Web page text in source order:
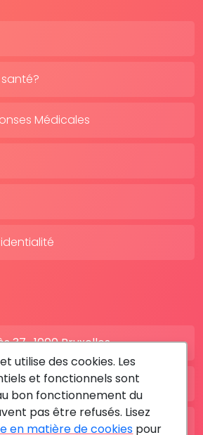
Médicales
37 , 1000 Bruxelles
utilise des cookies. Les
et fonctionnels sont
bon fonctionnement du
pas être refusés. Lisez
en matière de cookies pour